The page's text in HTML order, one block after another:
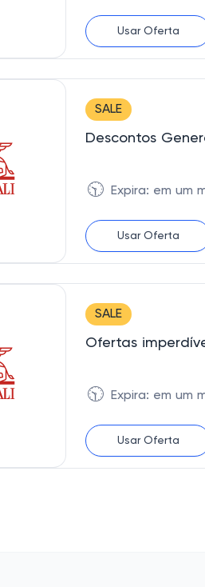
Usar Oferta
SALE
Descontos
🕥 Expira: em um
Usar Oferta
SALE
Ofertas
🕥 Expira: em um
Usar Oferta